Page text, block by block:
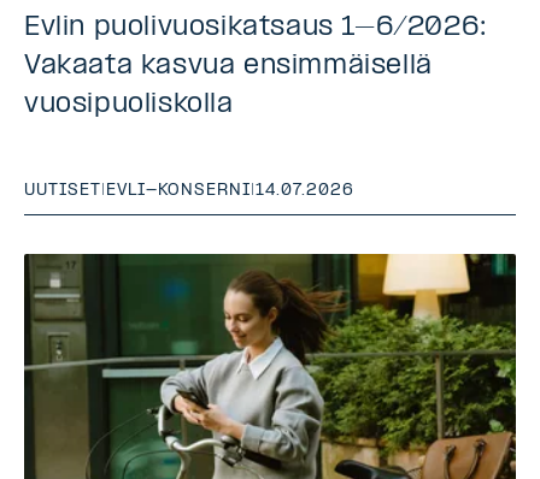
Evlin puolivuosikatsaus 1–6/2026:
Vakaata kasvua ensimmäisellä
vuosipuoliskolla
UUTISET | EVLI-KONSERNI|14.07.2026